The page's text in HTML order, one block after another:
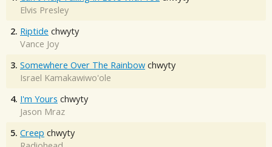
Elvis Presley
2. Riptide chwyty
Vance Joy
3. Somewhere Over The Rainbow chwyty
Israel Kamakawiwo'ole
4. I'm Yours chwyty
Jason Mraz
5. Creep chwyty